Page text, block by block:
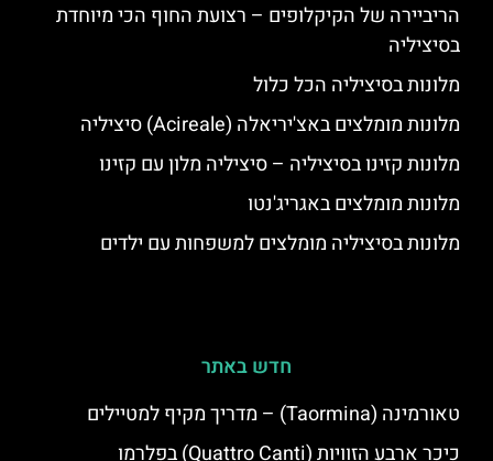
הריביירה של הקיקלופים – רצועת החוף הכי מיוחדת
בסיציליה
מלונות בסיציליה הכל כלול
מלונות מומלצים באצ'יריאלה (Acireale) סיציליה
מלונות קזינו בסיציליה – סיציליה מלון עם קזינו
מלונות מומלצים באגריג'נטו
מלונות בסיציליה מומלצים למשפחות עם ילדים
חדש באתר
טאורמינה (Taormina) – מדריך מקיף למטיילים
כיכר ארבע הזוויות (Quattro Canti) בפלרמו